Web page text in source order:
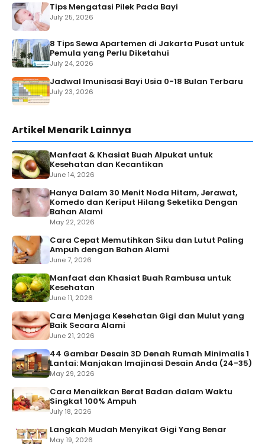
Tips Mengatasi Pilek Pada Bayi
July 25, 2026
8 Tips Sewa Apartemen di Jakarta Pusat untuk
Pemula yang Perlu Diketahui
July 24, 2026
Jadwal Imunisasi Bayi Usia 0-18 Bulan Terbaru
July 23, 2026
Artikel Menarik Lainnya
Manfaat & Khasiat Buah Alpukat untuk
Kesehatan dan Kecantikan
June 14, 2026
Hanya Dalam 30 Menit Noda Hitam, Jerawat,
Komedo dan Keriput Hilang Seketika Dengan
Bahan Alami
May 22, 2026
Cara Cepat Memutihkan Siku dan Lutut Paling
Ampuh dengan Bahan Alami
June 7, 2026
Manfaat dan Khasiat Buah Rambusa untuk
Kesehatan
June 11, 2026
Cara Menjaga Kesehatan Gigi dan Mulut yang
Baik Secara Alami
June 21, 2026
44 Gambar Desain 3D Denah Rumah Minimalis 1
Lantai: Manjakan Imajinasi Desain Anda (24-35)
May 29, 2026
Cara Menaikkan Berat Badan dalam Waktu
Singkat 100% Ampuh
July 18, 2026
Langkah Mudah Menyikat Gigi Yang Benar
May 19, 2026